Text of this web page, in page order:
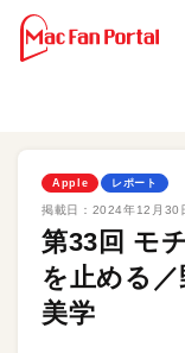
Apple レポート
掲載日： 2024年12月30
第33回 モ
を止める
美学